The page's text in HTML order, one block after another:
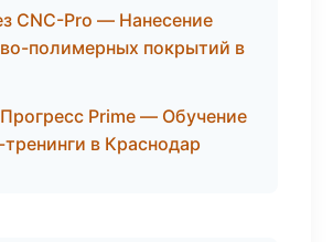
CNC-Pro — Нанесение
полимерных покрытий в
Prime — Обучение
тренинги в Краснодар